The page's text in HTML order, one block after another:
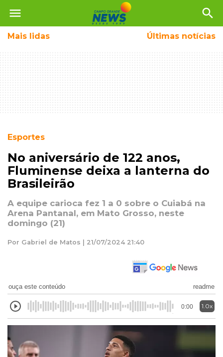
menu search
Mais lidas Últimas notícias
Esportes
No aniversário de 122 anos,
Fluminense deixa a lanterna do
Brasileirão
A equipe carioca fez 1 a 0 sobre o Cuiabá na
Arena Pantanal, em Mato Grosso, neste
domingo (21)
Por Gabriel de Matos | 21/07/2024 21:40
ouça este conteúdo readme
0:00 1.0x